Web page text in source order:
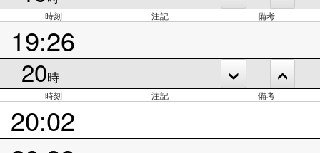
時刻 注記 備考
19:26
20時
時刻 注記 備考
20:02